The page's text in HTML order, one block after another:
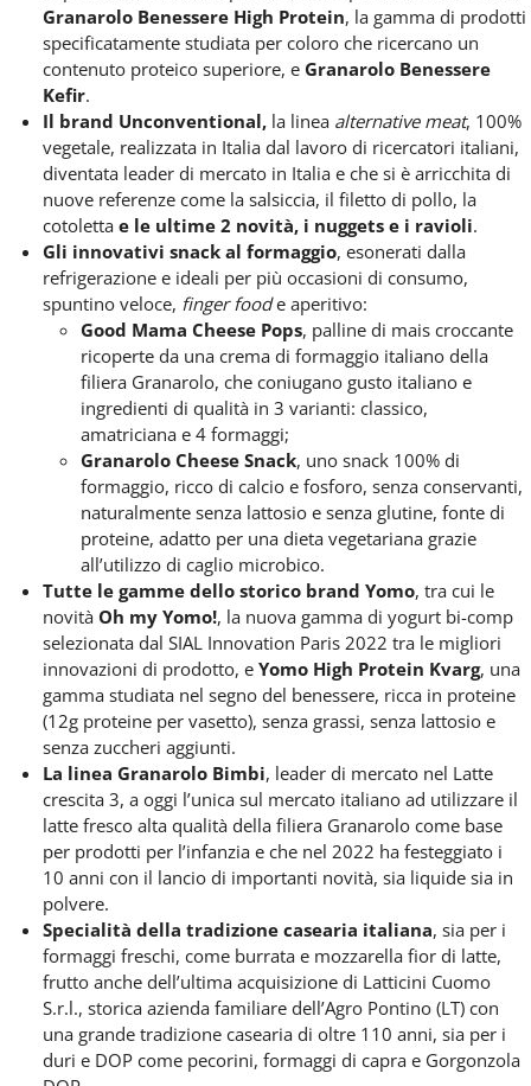
Granarolo Benessere High Protein, la gamma di prodotti
specificatamente studiata per coloro che ricercano un
contenuto proteico superiore, e Granarolo Benessere
Kefir.
Il brand Unconventional, la linea alternative meat, 100%
vegetale, realizzata in Italia dal lavoro di ricercatori italiani,
diventata leader di mercato in Italia e che si è arricchita di
nuove referenze come la salsiccia, il filetto di pollo, la
cotoletta e le ultime 2 novità, i nuggets e i ravioli.
Gli innovativi snack al formaggio, esonerati dalla
refrigerazione e ideali per più occasioni di consumo,
spuntino veloce, finger foode aperitivo:
Good Mama Cheese Pops, palline di mais croccante
ricoperte da una crema di formaggio italiano della
filiera Granarolo, che coniugano gusto italiano e
ingredienti di qualità in 3 varianti: classico,
amatriciana e 4 formaggi;
Granarolo Cheese Snack, uno snack 100% di
formaggio, ricco di calcio e fosforo, senza conservanti,
naturalmente senza lattosio e senza glutine, fonte di
proteine, adatto per una dieta vegetariana grazie
all’utilizzo di caglio microbico.
Tutte le gamme dello storico brand Yomo, tra cui le
novità Oh my Yomo!, la nuova gamma di yogurt bi-comp
selezionata dal SIAL Innovation Paris 2022 tra le migliori
innovazioni di prodotto, e Yomo High Protein Kvarg, una
gamma studiata nel segno del benessere, ricca in proteine
(12g proteine per vasetto), senza grassi, senza lattosio e
senza zuccheri aggiunti.
La linea Granarolo Bimbi, leader di mercato nel Latte
crescita 3, a oggi l’unica sul mercato italiano ad utilizzare il
latte fresco alta qualità della filiera Granarolo come base
per prodotti per l’infanzia e che nel 2022 ha festeggiato i
10 anni con il lancio di importanti novità, sia liquide sia in
polvere.
Specialità della tradizione casearia italiana, sia per i
formaggi freschi, come burrata e mozzarella fior di latte,
frutto anche dell’ultima acquisizione di Latticini Cuomo
S.r.l., storica azienda familiare dell’Agro Pontino (LT) con
una grande tradizione casearia di oltre 110 anni, sia per i
duri e DOP come pecorini, formaggi di capra e Gorgonzola